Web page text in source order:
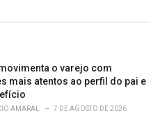
o varejo com
mais atentos ao perfil do pai e
AMARAL 7 DE AGOSTO DE 2026